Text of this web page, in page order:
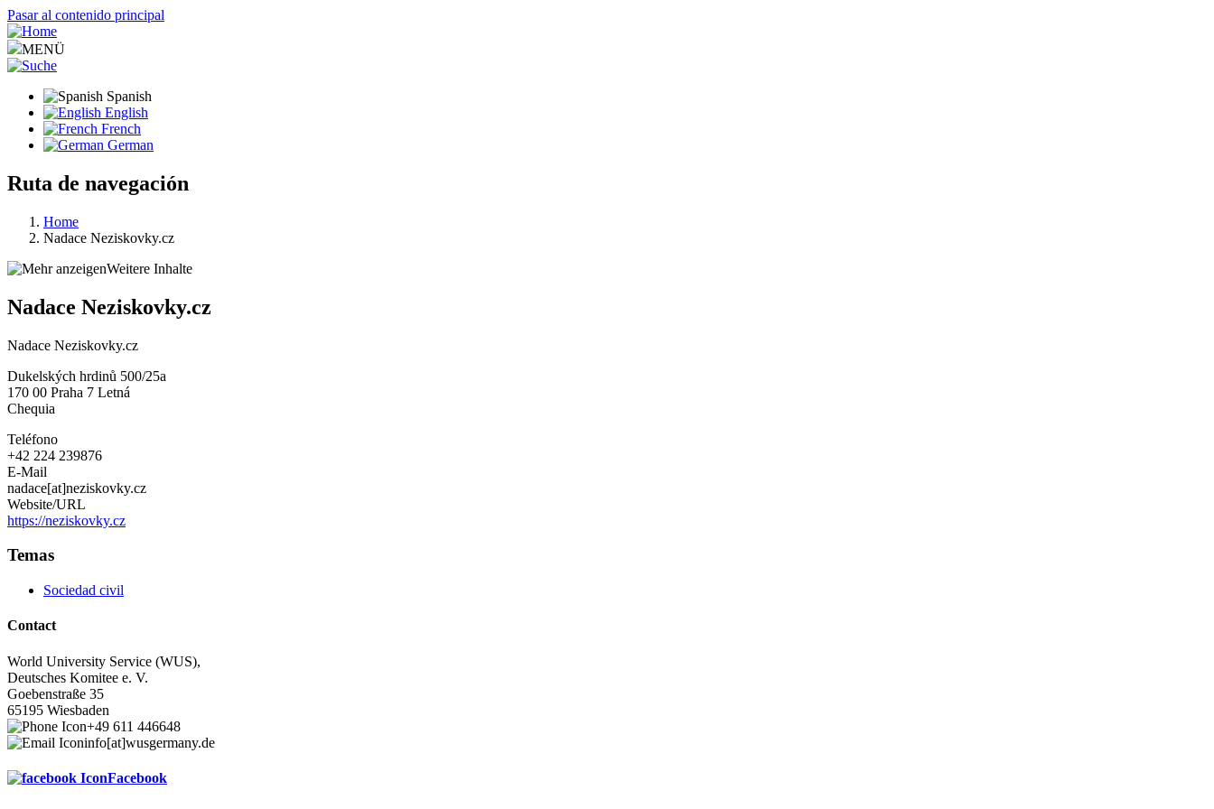
Pasar al contenido principal
MENÜ
Spanish
English
French
German
Ruta de navegación
Home
Nadace Neziskovky.cz
Weitere Inhalte
Nadace Neziskovky.cz
Nadace Neziskovky.cz
Dukelských hrdinů 500/25a
170 00 Praha 7 Letná
Chequia
Teléfono
+42 224 239876
E-Mail
nadace[at]neziskovky.cz
Website/URL
https://neziskovky.cz
Temas
Sociedad civil
Contact
World University Service (WUS),
Deutsches Komitee e. V.
Goebenstraße 35
65195 Wiesbaden
+49 611 446648
info[at]wusgermany.de
Facebook